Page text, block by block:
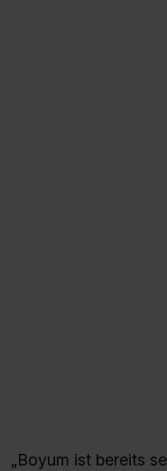
„Boyum ist bereits